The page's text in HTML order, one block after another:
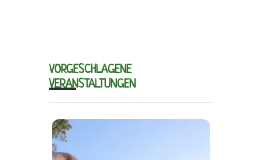
VORGESCHLAGENE
VERANSTALTUNGEN